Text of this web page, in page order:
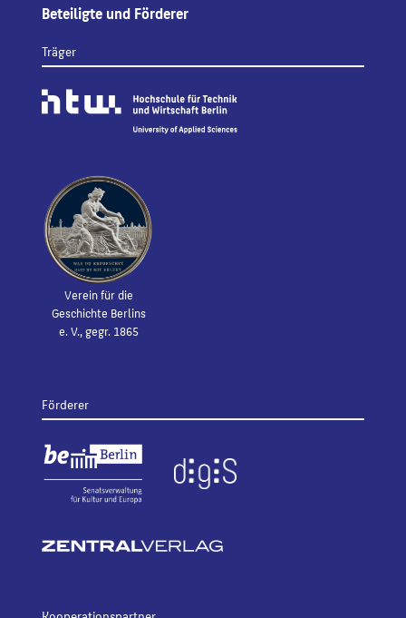
Beteiligte und Förderer
Träger
Verein für die
Geschichte Berlins
e. V., gegr. 1865
Förderer